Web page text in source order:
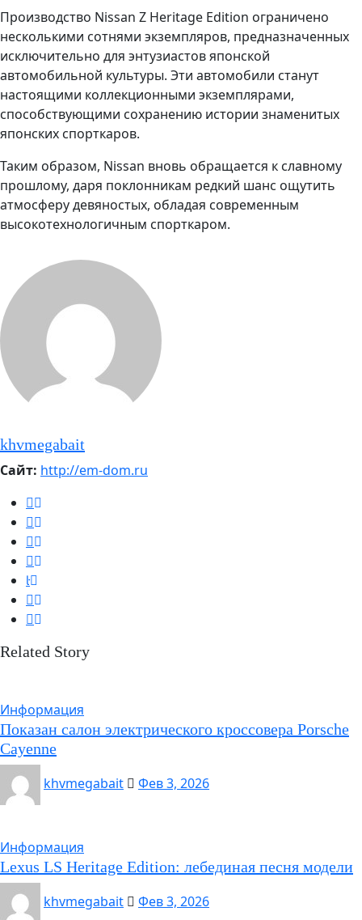
Производство Nissan Z Heritage Edition ограничено
несколькими сотнями экземпляров, предназначенных
исключительно для энтузиастов японской
автомобильной культуры. Эти автомобили станут
настоящими коллекционными экземплярами,
способствующими сохранению истории знаменитых
японских спорткаров.
Таким образом, Nissan вновь обращается к славному
прошлому, даря поклонникам редкий шанс ощутить
атмосферу девяностых, обладая современным
высокотехнологичным спорткаром.
khvmegabait
Сайт: http://em-dom.ru
Related Story
Информация
Показан салон электрического кроссовера Porsche
Cayenne
khvmegabait
Фев 3, 2026
Информация
Lexus LS Heritage Edition: лебединая песня модели
khvmegabait
Фев 3, 2026